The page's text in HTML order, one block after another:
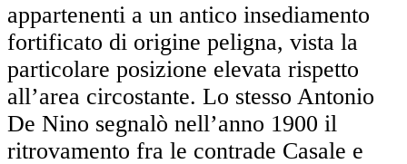
appartenenti a un antico insediamento
fortificato di origine peligna, vista la
particolare posizione elevata rispetto
all’area circostante. Lo stesso Antonio
De Nino segnalò nell’anno 1900 il
ritrovamento fra le contrade Casale e